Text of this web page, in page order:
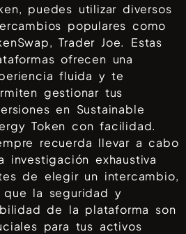
, puedes utilizar diversos
populares como
Trader Joe. Estas
ofrecen una
fluida y te
gestionar tus
en Sustainable
Token con facilidad.
recuerda llevar a cabo
investigación exhaustiva
de elegir un intercambio,
que la seguridad y
de la plataforma son
para tus activos